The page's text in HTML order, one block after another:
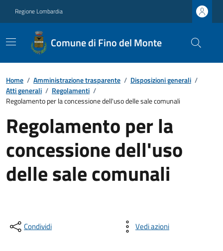
Regione Lombardia
Comune di Fino del Monte
Home / Amministrazione trasparente / Disposizioni generali /
Atti generali / Regolamenti /
Regolamento per la concessione dell'uso delle sale comunali
Regolamento per la
concessione dell'uso
delle sale comunali
Condividi Vedi azioni